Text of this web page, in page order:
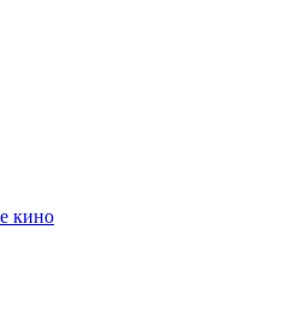
кино